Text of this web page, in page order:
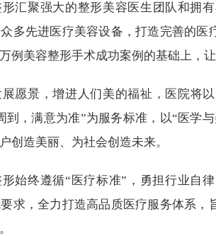
汇聚强大的整形美容医生团队和拥
多先进医疗美容设备，打造完善的
例美容整形手术成功案例的基础上，
愿景，增进人们美的福祉，医院将
到，满意为准”为服务标准，以“医学
创造美丽、为社会创造未来。
始终遵循“医疗标准”，勇担行业自
求，全力打造高品质医疗服务体系，